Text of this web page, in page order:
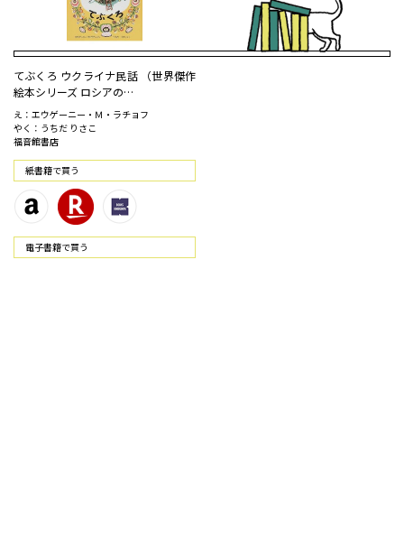
てぶくろ ウクライナ民話 （世界傑作
絵本シリーズ ロシアの…
え：エウゲーニー・Ｍ・ラチョフ
やく：うちだ りさこ
福音館書店
紙書籍で買う
電⼦書籍で買う